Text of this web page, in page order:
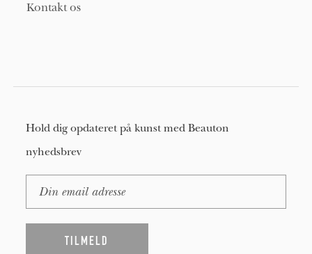
Kontakt os
Hold dig opdateret på kunst med Beauton
nyhedsbrev